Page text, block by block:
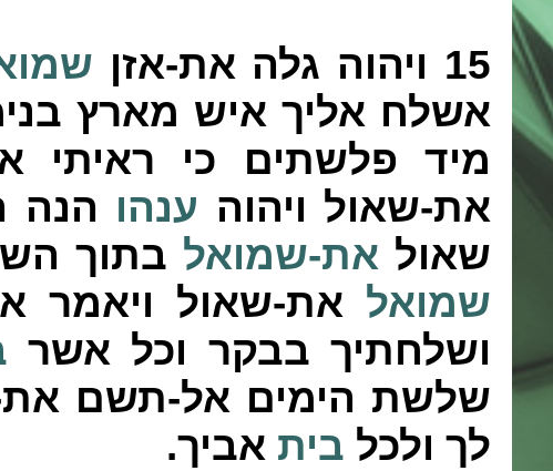
15 ויהוה גלה את-אזן
אשלח אליך איש מארץ
מיד פלשתים כי ראיתי
את-שאול ויהוה ענהו הנה
שאול את-שמואל בתוך
שמואל את-שאול ויאמר
ושלחתיך בבקר וכל אשר
שלשת הימים אל-תשם
לך ולכל בית אביך.